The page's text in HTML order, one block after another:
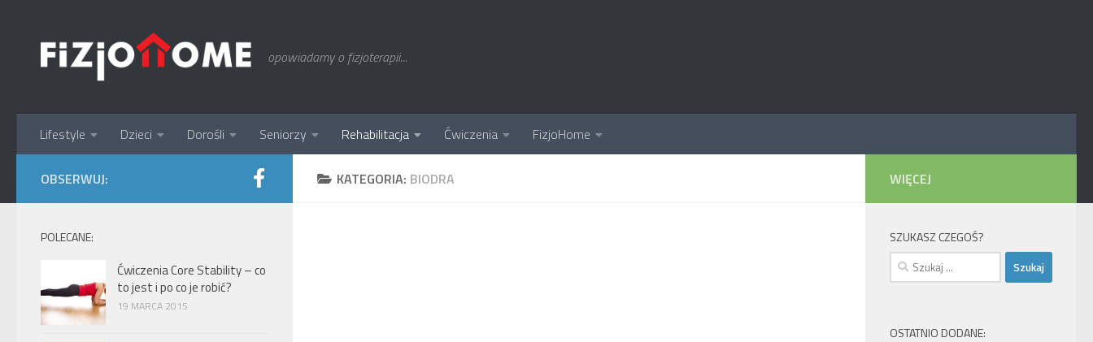
opowiadamy o fizjoterapii...
Lifestyle Dzieci Dorośli Seniorzy Rehabilitacja Ćwiczenia FizjoHome
KATEGORIA: BIODRA
OBSERWUJ:
POLECANE:
Ćwiczenia Core Stability – co
to jest i po co je robić?
19 MARCA 2015
WIĘCEJ
SZUKASZ CZEGOŚ?
Szukaj:
OSTATNIO DODANE: